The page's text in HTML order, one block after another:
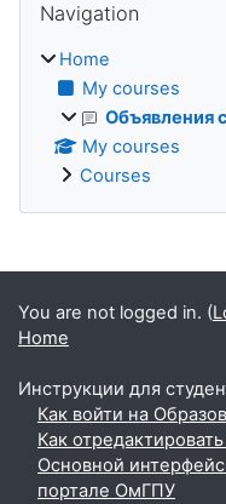
Navigation
Home
My courses
Объявления
My courses
Courses
Supplementary
You are not logged in. (
Home
Инструкции для
Как войти на
Как
Основной
портале ОмГПУ